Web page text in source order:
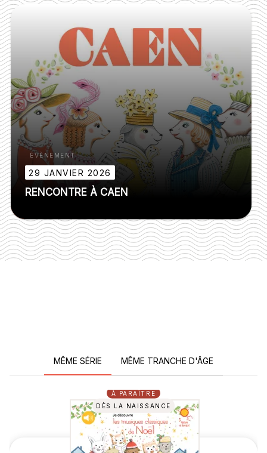
ÉVÈNEMENT
29 JANVIER 2026
RENCONTRE À CAEN
MÊME SÉRIE MÊME TRANCHE D'ÂGE
À PARAÎTRE
DÈS LA NAISSANCE